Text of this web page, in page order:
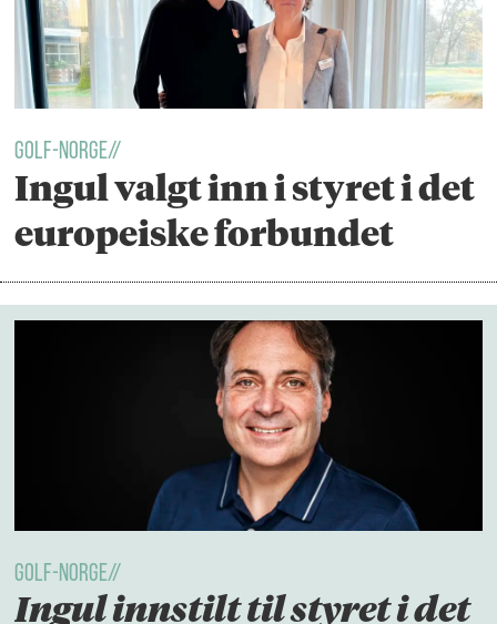
GOLF-NORGE//
Ingul valgt inn i styret i det
europeiske forbundet
GOLF-NORGE//
Ingul innstilt til styret i det